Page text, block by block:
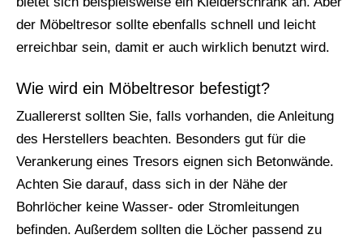
der Möbeltresor sollte ebenfalls schnell und leicht
erreichbar sein, damit er auch wirklich benutzt wird.
Wie wird ein Möbeltresor befestigt?
Zuallererst sollten Sie, falls vorhanden, die Anleitung
des Herstellers beachten. Besonders gut für die
Verankerung eines Tresors eignen sich Betonwände.
Achten Sie darauf, dass sich in der Nähe der
Bohrlöcher keine Wasser- oder Stromleitungen
befinden. Außerdem sollten die Löcher passend zu